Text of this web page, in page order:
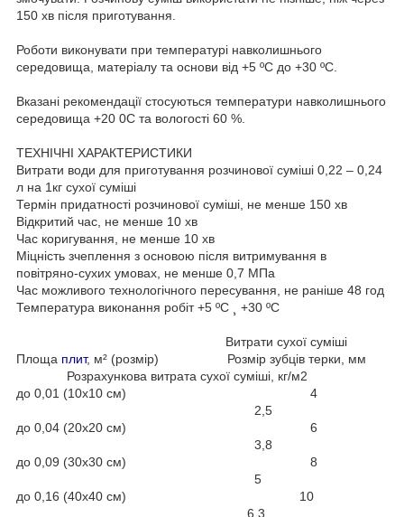
150 хв після приготування.
Роботи виконувати при температурі навколишнього
середовища, матеріалу та основи від +5 ºС до +30 ºС.
Вказані рекомендації стосуються температури навколишнього
середовища +20 0С та вологості 60 %.
ТЕХНІЧНІ ХАРАКТЕРИСТИКИ
Витрати води для приготування розчинової суміші 0,22 – 0,24
л на 1кг сухої суміші
Термін придатності розчинової суміші, не менше 150 хв
Відкритий час, не менше 10 хв
Час коригування, не менше 10 хв
Міцність зчеплення з основою після витримування в
повітряно-сухих умовах, не менше 0,7 МПа
Час можливого технологічного пересування, не раніше 48 год
Температура виконання робіт +5 ºС ¸ +30 ºС
Витрати сухої суміші
Площа плит, м² (розмір) Розмір зубців терки, мм
Розрахункова витрата сухої суміші, кг/м2
до 0,01 (10х10 см) 4
2,5
до 0,04 (20х20 см) 6
3,8
до 0,09 (30х30 см) 8
5
до 0,16 (40х40 см) 10
6,3